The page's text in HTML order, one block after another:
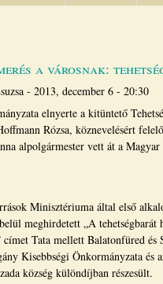
a városnak:
- 2013, december 6 - 20:30
elnyerte a kitüntető
Rózsa, köznevelésért
alpolgármester vett át a
Minisztériuma által első
meghirdetett „A tehetségbarát
címet Tata mellett Balatonfüred és
Kisebbségi Önkormányzata és
község különdíjban részesült.